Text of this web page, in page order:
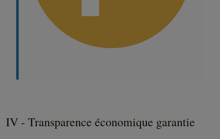
IV - Transparence économique garantie